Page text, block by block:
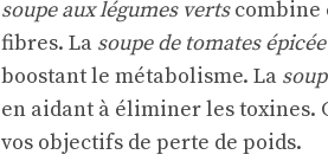
soupe aux légumes vertscombine
fibres. La soupe de tomates épicée
boostant le métabolisme. La
en aidant à éliminer les toxines.
vos objectifs de perte de poids.